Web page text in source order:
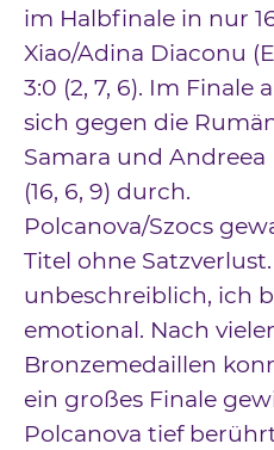
im Halbfinale in nur
Xiao/Adina Diaconu
3:0 (2, 7, 6). Im Finale
sich gegen die
Samara und
(16, 6, 9) durch.
Polcanova/Szocs
Titel ohne Satzverlust.
unbeschreiblich, ich
emotional. Nach
Bronzemedaillen
ein großes Finale
Polcanova tief